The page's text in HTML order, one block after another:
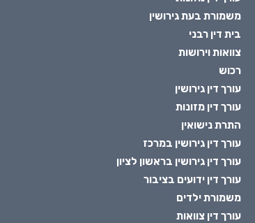
משמורת בעת גירושין
בית דין רבני
צוואות וירושות
רכוש
עורך דין גירושין
עורך דין מזונות
התרת נישואין
עורך דין גירושין במרכז
עורך דין גירושין בראשון לציון
עורך דין ידועים בציבור
משמורת ילדים
עורך דין צוואות